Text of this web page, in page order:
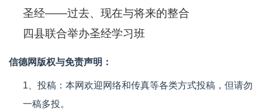
圣经——过去、现在与将来的整合
四县联合举办圣经学习班
信德网版权与免责声明：
1、投稿：本网欢迎网络和传真等各类方式投稿，但请勿
一稿多投。